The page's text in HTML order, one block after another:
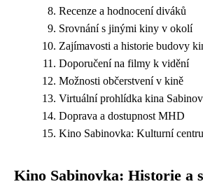
Recenze a hodnocení diváků
Srovnání s jinými kiny v okolí
Zajímavosti a historie budovy
Doporučení na filmy k vidění
Možnosti občerstvení v kině
Virtuální prohlídka kina
Doprava a dostupnost MHD
Kino Sabinovka: Kulturní
Kino Sabinovka: Historie a